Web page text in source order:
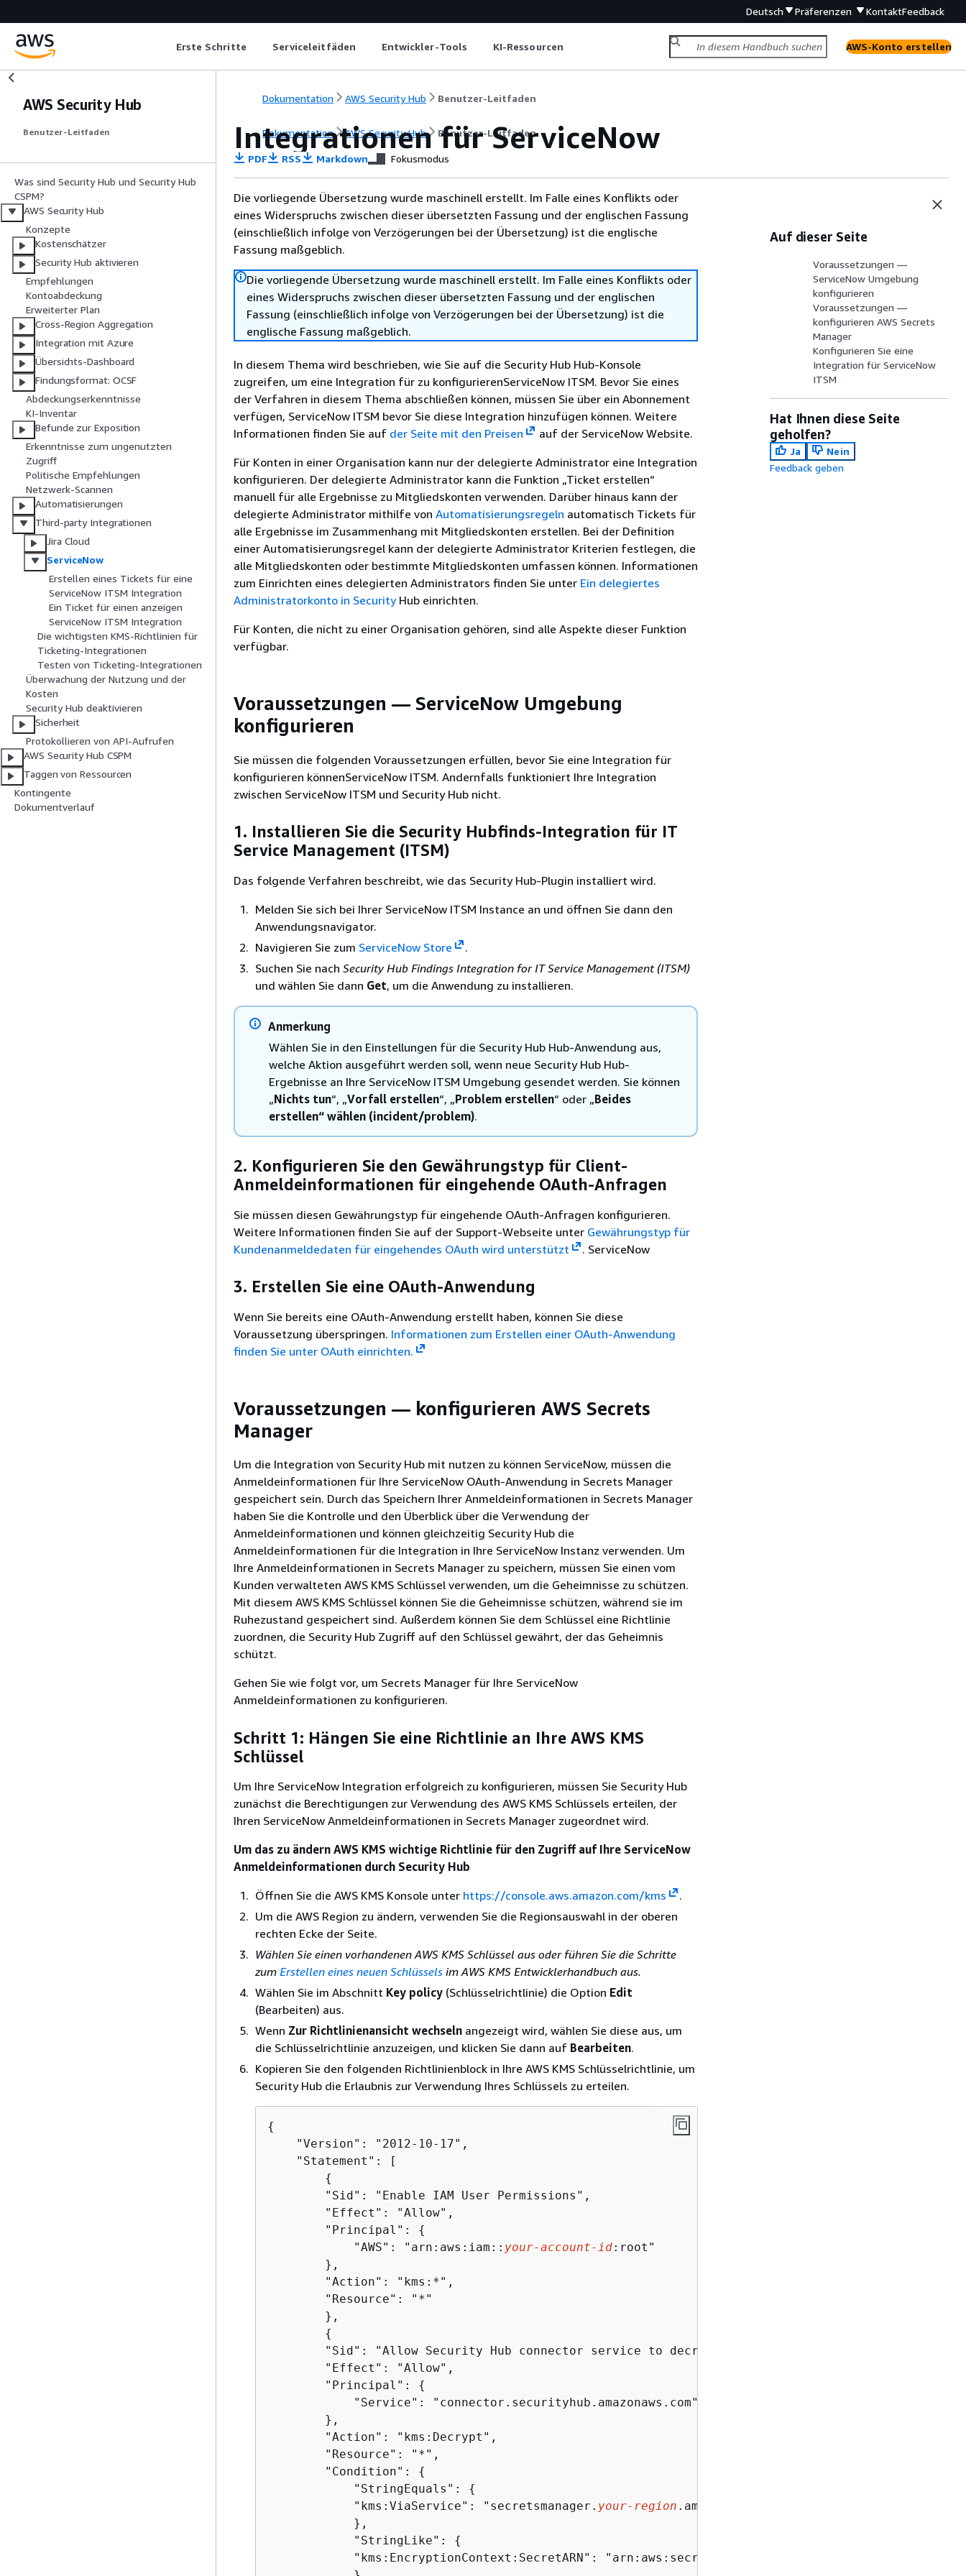
Deutsch Präferenzen KontaktFeedback
Erste Schritte Serviceleitfäden Entwickler-Tools KI-Ressourcen AWS-Konto erstellen
AWS Security Hub
Benutzer-Leitfaden
Was sind Security Hub und Security Hub
CSPM?
AWS Security Hub
Konzepte
Kostenschätzer
Security Hub aktivieren
Empfehlungen
Kontoabdeckung
Erweiterter Plan
Cross-Region Aggregation
Integration mit Azure
Übersichts-Dashboard
Findungsformat: OCSF
Abdeckungserkenntnisse
KI-Inventar
Befunde zur Exposition
Erkenntnisse zum ungenutzten
Zugriff
Politische Empfehlungen
Netzwerk-Scannen
Automatisierungen
Third-party Integrationen
Jira Cloud
ServiceNow
Erstellen eines Tickets für eine
ServiceNow ITSM Integration
Ein Ticket für einen anzeigen
ServiceNow ITSM Integration
Die wichtigsten KMS-Richtlinien für
Ticketing-Integrationen
Testen von Ticketing-Integrationen
Überwachung der Nutzung und der
Kosten
Security Hub deaktivieren
Sicherheit
Protokollieren von API-Aufrufen
AWS Security Hub CSPM
Taggen von Ressourcen
Kontingente
Dokumentverlauf
Dokumentation AWS Security Hub Benutzer-Leitfaden
Dokumentation AWS Security Hub Benutzer-Leitfaden
Integrationen für ServiceNow
PDF RSS Markdown Fokusmodus
Die vorliegende Übersetzung wurde maschinell erstellt. Im Falle eines Konflikts oder
eines Widerspruchs zwischen dieser übersetzten Fassung und der englischen Fassung
(einschließlich infolge von Verzögerungen bei der Übersetzung) ist die englische
Fassung maßgeblich.
Die vorliegende Übersetzung wurde maschinell erstellt. Im Falle eines Konflikts oder
eines Widerspruchs zwischen dieser übersetzten Fassung und der englischen
Fassung (einschließlich infolge von Verzögerungen bei der Übersetzung) ist die
englische Fassung maßgeblich.
In diesem Thema wird beschrieben, wie Sie auf die Security Hub Hub-Konsole
zugreifen, um eine Integration für zu konfigurierenServiceNow ITSM. Bevor Sie eines
der Verfahren in diesem Thema abschließen können, müssen Sie über ein Abonnement
verfügen, ServiceNow ITSM bevor Sie diese Integration hinzufügen können. Weitere
Informationen finden Sie auf der Seite mit den Preisen
auf der ServiceNow Website.
Für Konten in einer Organisation kann nur der delegierte Administrator eine Integration
konfigurieren. Der delegierte Administrator kann die Funktion „Ticket erstellen“
manuell für alle Ergebnisse zu Mitgliedskonten verwenden. Darüber hinaus kann der
delegierte Administrator mithilfe von Automatisierungsregeln automatisch Tickets für
alle Ergebnisse im Zusammenhang mit Mitgliedskonten erstellen. Bei der Definition
einer Automatisierungsregel kann der delegierte Administrator Kriterien festlegen, die
alle Mitgliedskonten oder bestimmte Mitgliedskonten umfassen können. Informationen
zum Einrichten eines delegierten Administrators finden Sie unter Ein delegiertes
Administratorkonto in SecurityHub einrichten.
Für Konten, die nicht zu einer Organisation gehören, sind alle Aspekte dieser Funktion
verfügbar.
Voraussetzungen — ServiceNow Umgebung
konfigurieren
Sie müssen die folgenden Voraussetzungen erfüllen, bevor Sie eine Integration für
konfigurieren könnenServiceNow ITSM. Andernfalls funktioniert Ihre Integration
zwischen ServiceNow ITSM und Security Hub nicht.
1. Installieren Sie die Security Hubfinds-Integration für IT
Service Management (ITSM)
Das folgende Verfahren beschreibt, wie das Security Hub-Plugin installiert wird.
Melden Sie sich bei Ihrer ServiceNow ITSM Instance an und öffnen Sie dann den
Anwendungsnavigator.
Navigieren Sie zum ServiceNow Store
.
Suchen Sie nach Security Hub Findings Integration for IT Service Management (ITSM)
und wählen Sie dann Get, um die Anwendung zu installieren.
Anmerkung
Wählen Sie in den Einstellungen für die Security Hub Hub-Anwendung aus,
welche Aktion ausgeführt werden soll, wenn neue Security Hub Hub-
Ergebnisse an Ihre ServiceNow ITSM Umgebung gesendet werden. Sie können
„Nichts tun“, „Vorfall erstellen“, „Problem erstellen“ oder „Beides
erstellen“ wählen (incident/problem).
2. Konfigurieren Sie den Gewährungstyp für Client-
Anmeldeinformationen für eingehende OAuth-Anfragen
Sie müssen diesen Gewährungstyp für eingehende OAuth-Anfragen konfigurieren.
Weitere Informationen finden Sie auf der Support-Webseite unter Gewährungstyp für
Kundenanmeldedaten für eingehendes OAuth wird unterstützt
. ServiceNow
3. Erstellen Sie eine OAuth-Anwendung
Wenn Sie bereits eine OAuth-Anwendung erstellt haben, können Sie diese
Voraussetzung überspringen. Informationen zum Erstellen einer OAuth-Anwendung
finden Sie unter OAuth einrichten.
Voraussetzungen — konfigurieren AWS Secrets
Manager
Um die Integration von Security Hub mit nutzen zu können ServiceNow, müssen die
Anmeldeinformationen für Ihre ServiceNow OAuth-Anwendung in Secrets Manager
gespeichert sein. Durch das Speichern Ihrer Anmeldeinformationen in Secrets Manager
haben Sie die Kontrolle und den Überblick über die Verwendung der
Anmeldeinformationen und können gleichzeitig Security Hub die
Anmeldeinformationen für die Integration in Ihre ServiceNow Instanz verwenden. Um
Ihre Anmeldeinformationen in Secrets Manager zu speichern, müssen Sie einen vom
Kunden verwalteten AWS KMS Schlüssel verwenden, um die Geheimnisse zu schützen.
Mit diesem AWS KMS Schlüssel können Sie die Geheimnisse schützen, während sie im
Ruhezustand gespeichert sind. Außerdem können Sie dem Schlüssel eine Richtlinie
zuordnen, die Security Hub Zugriff auf den Schlüssel gewährt, der das Geheimnis
schützt.
Gehen Sie wie folgt vor, um Secrets Manager für Ihre ServiceNow
Anmeldeinformationen zu konfigurieren.
Schritt 1: Hängen Sie eine Richtlinie an Ihre AWS KMS
Schlüssel
Um Ihre ServiceNow Integration erfolgreich zu konfigurieren, müssen Sie Security Hub
zunächst die Berechtigungen zur Verwendung des AWS KMS Schlüssels erteilen, der
Ihren ServiceNow Anmeldeinformationen in Secrets Manager zugeordnet wird.
Um das zu ändern AWS KMS wichtige Richtlinie für den Zugriff auf Ihre ServiceNow
Anmeldeinformationen durch Security Hub
Öffnen Sie die AWS KMS Konsole unter https://console.aws.amazon.com/kms
.
Um die AWS Region zu ändern, verwenden Sie die Regionsauswahl in der oberen
rechten Ecke der Seite.
Wählen Sie einen vorhandenen AWS KMS Schlüssel aus oder führen Sie die Schritte
zum Erstellen eines neuen Schlüssels im AWS KMS Entwicklerhandbuch aus.
Wählen Sie im Abschnitt Key policy (Schlüsselrichtlinie) die Option Edit
(Bearbeiten) aus.
Wenn Zur Richtlinienansicht wechseln angezeigt wird, wählen Sie diese aus, um
die Schlüsselrichtlinie anzuzeigen, und klicken Sie dann auf Bearbeiten.
Kopieren Sie den folgenden Richtlinienblock in Ihre AWS KMS Schlüsselrichtlinie, um
Security Hub die Erlaubnis zur Verwendung Ihres Schlüssels zu erteilen.
{
    "Version": "2012-10-17",
    "Statement": [
{
        "Sid": "Enable IAM User Permissions",
        "Effect": "Allow",
        "Principal":
{
            "AWS": "arn:aws:iam::
your-account-id:root"
        },
        "Action": "kms:*",
        "Resource": "*"
        },
{
        "Sid": "Allow Security Hub connector service to decrypt secrets",
        "Effect": "Allow",
        "Principal":
{
            "Service": "connector.securityhub.amazonaws.com"
        },
        "Action": "kms:Decrypt",
        "Resource": "*",
        "Condition":
{
            "StringEquals":
{
            "kms:ViaService": "secretsmanager.
your-region .amazonaws.com"
            },
            "StringLike":
{
            "kms:EncryptionContext:SecretARN": "arn:aws:secretsmanager:
Auf dieser Seite
Voraussetzungen —
ServiceNow Umgebung
konfigurieren
Voraussetzungen —
konfigurieren AWS Secrets
Manager
Konfigurieren Sie eine
Integration für ServiceNow
ITSM
Hat Ihnen diese Seite
geholfen?
Ja
Nein
Feedback geben